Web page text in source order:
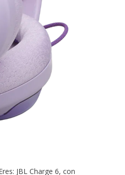
JBL Charge 6, con